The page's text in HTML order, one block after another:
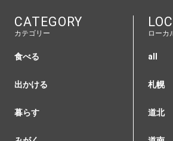
CATEGORY
カテゴリー
食べる
出かける
暮らす
ローカ
all
札幌
道北